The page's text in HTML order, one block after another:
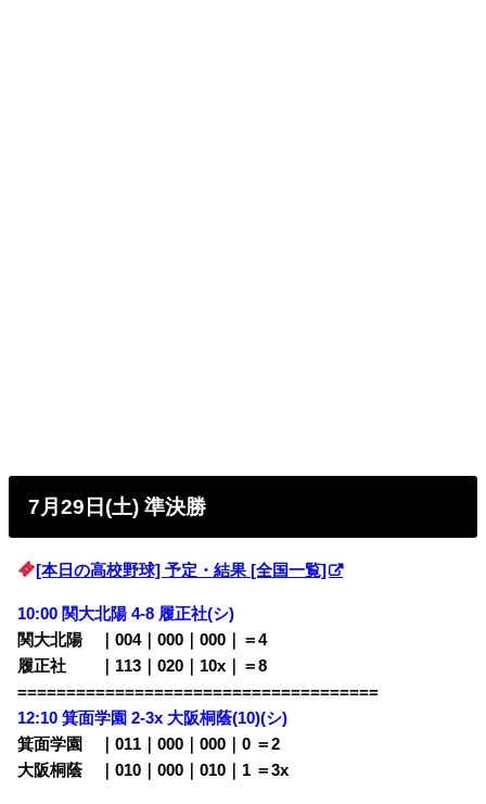
7月29日(土) 準決勝
[本日の高校野球] 予定・結果 [全国一覧]
10:00 関大北陽 4-8 履正社(シ)
関大北陽 ｜004｜000｜000｜＝4
履正社 ｜113｜020｜10x｜＝8
=====================================
12:10 箕面学園 2-3x 大阪桐蔭(10)(シ)
箕面学園 ｜011｜000｜000｜0 ＝2
大阪桐蔭 ｜010｜000｜010｜1 ＝3x